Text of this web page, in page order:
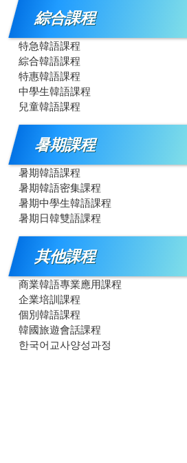
綜合課程
特急韓語課程
綜合韓語課程
特惠韓語課程
中學生韓語課程
兒童韓語課程
暑期課程
暑期韓語課程
暑期韓語密集課程
暑期中學生韓語課程
暑期日韓雙語課程
其他課程
商業韓語專業應用課程
企業培訓課程
個別韓語課程
韓國旅遊會話課程
한국어교사양성과정